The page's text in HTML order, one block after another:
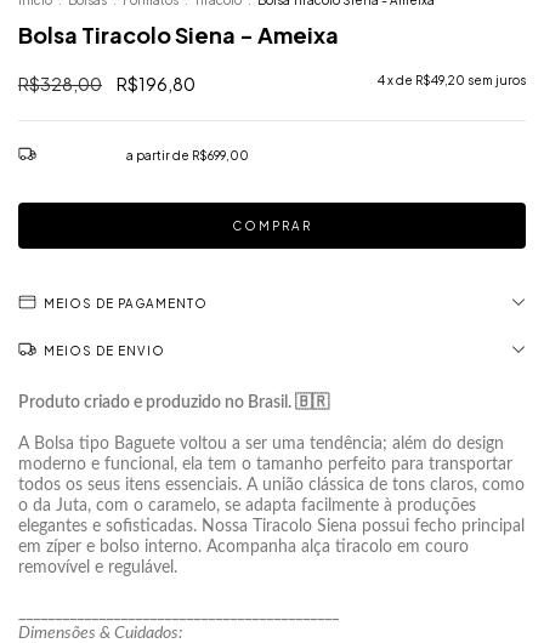
Bolsa Tiracolo Siena - Ameixa
R$328,00 R$196,80 4x de R$49,20 sem juros
a partir de R$699,00
MEIOS DE PAGAMENTO
MEIOS DE ENVIO
Produto criado e produzido no Brasil. 🇧🇷
A Bolsa tipo Baguete voltou a ser uma tendência; além do design
moderno e funcional, ela tem o tamanho perfeito para transportar
todos os seus itens essenciais. A união clássica de tons claros, como
o da Juta, com o caramelo, se adapta facilmente à produções
elegantes e sofisticadas. Nossa Tiracolo Siena possui fecho principal
em zíper e bolso interno. Acompanha alça tiracolo em couro
removível e regulável.
Dimensões & Cuidados: